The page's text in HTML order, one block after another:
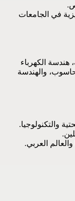
في الجامعات
هندسة الكهرباء
والهندسة
والتكنولوجيا.
العربي.